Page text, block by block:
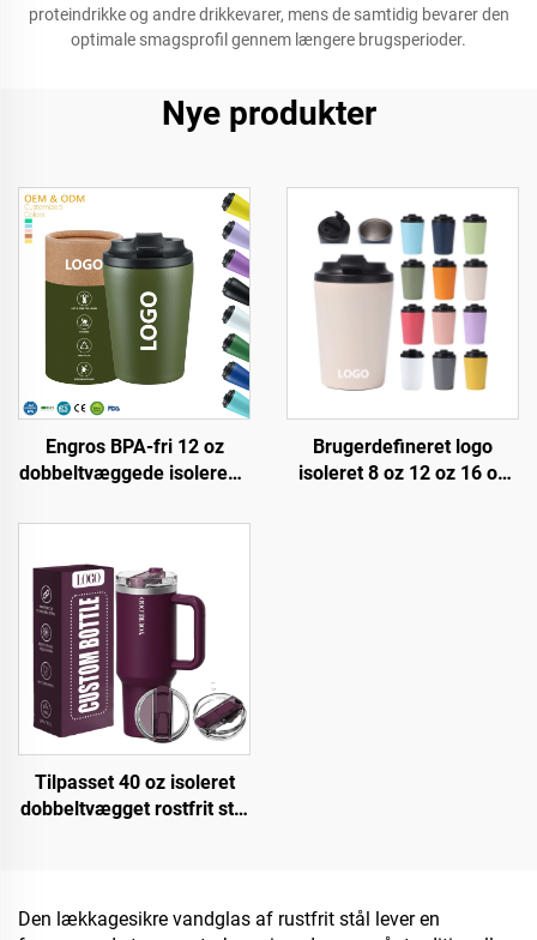
proteindrikke og andre drikkevarer, mens de samtidig bevarer den
optimale smagsprofil gennem længere brugsperioder.
Nye produkter
Engros BPA-fri 12 oz
dobbeltvæggede isolerede
vakuumtumbler med
Brugerdefineret logo
isoleret 8 oz 12 oz 16 oz
Tilpasset 40 oz isoleret
dobbeltvægget rostfrit stål
Den lækkagesikre vandglas af rustfrit stål lever en